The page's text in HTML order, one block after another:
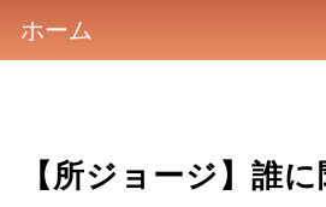
ホーム
【所ジョージ】誰